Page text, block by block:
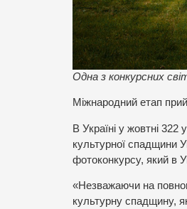
Одна з конкурсних
Міжнародний етап
В Україні у жовтні
культурної спадщини
фотоконкурсу, який в
«Незважаючи на
культурну спадщину,